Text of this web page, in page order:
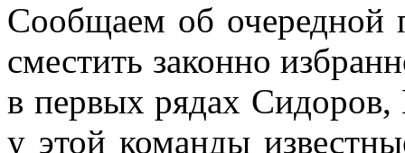
Сообщаем об очередной
сместить законно
в первых рядах
у этой команды